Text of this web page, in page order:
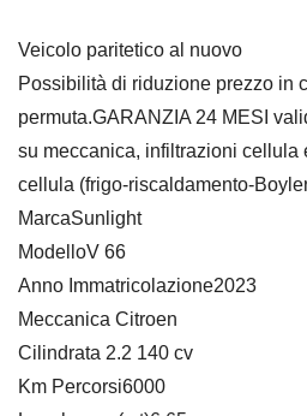
Veicolo paritetico al nuovo
Possibilità di riduzione prezzo in
permuta.GARANZIA 24 MESI
su meccanica, infiltrazioni cellula
cellula (frigo-riscaldamento-
MarcaSunlight
ModelloV 66
Anno Immatricolazione2023
Meccanica Citroen
Cilindrata 2.2 140 cv
Km Percorsi6000